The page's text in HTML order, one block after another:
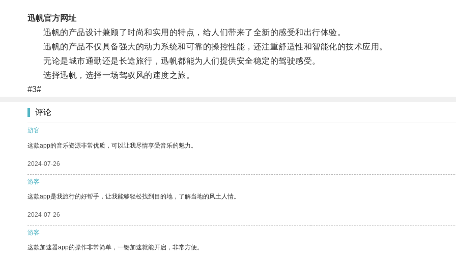
迅帆官方网址
迅帆的产品设计兼顾了时尚和实用的特点，给人们带来了全新的感受和出行体验。
迅帆的产品不仅具备强大的动力系统和可靠的操控性能，还注重舒适性和智能化的技术应用。
无论是城市通勤还是长途旅行，迅帆都能为人们提供安全稳定的驾驶感受。
选择迅帆，选择一场驾驭风的速度之旅。
#3#
评论
游客
这款app的音乐资源非常优质，可以让我尽情享受音乐的魅力。
2024-07-26
游客
这款app是我旅行的好帮手，让我能够轻松找到目的地，了解当地的风土人情。
2024-07-26
游客
这款加速器app的操作非常简单，一键加速就能开启，非常方便。